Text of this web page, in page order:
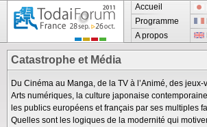
Accueil
Programme
A propos
Catastrophe et Média
Du Cinéma au Manga, de la TV à l’Animé, des jeux-
Arts numériques, la culture japonaise
les publics européens et français par ses multiples
Quelles sont les logiques de la modernité qui